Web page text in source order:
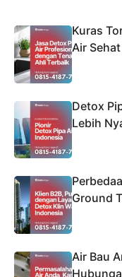
Kuras
Air Sehat
Detox
Lebih
Ground
Air Bau